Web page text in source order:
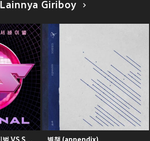
Lainnya Giriboy